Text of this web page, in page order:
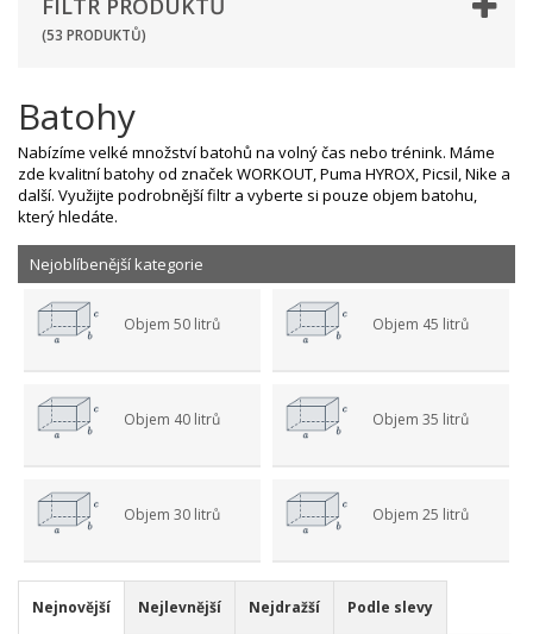
(53 PRODUKTŮ)
Batohy
Nabízíme velké množství batohů na volný čas nebo trénink. Máme
zde kvalitní batohy od značek WORKOUT, Puma HYROX, Picsil, Nike a
další. Využijte podrobnější filtr a vyberte si pouze objem batohu,
který hledáte.
Nejoblíbenější kategorie
Objem 50 litrů Objem 45 litrů
Objem 40 litrů Objem 35 litrů
Objem 30 litrů Objem 25 litrů
Nejnovější Nejlevnější Nejdražší Podle slevy